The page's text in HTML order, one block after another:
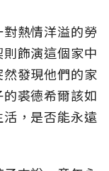
熱情洋溢的勞
飾演這個家中
發現他們的家
裘德希爾該如
，是否能永遠